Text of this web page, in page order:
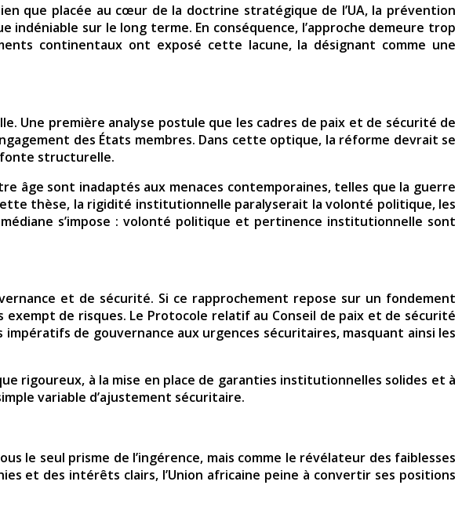
que placée au cœur de la doctrine stratégique de l’UA, la prévention
sur le long terme. En conséquence, l’approche demeure trop
continentaux ont exposé cette lacune, la désignant comme une
Une première analyse postule que les cadres de paix et de sécurité de
des États membres. Dans cette optique, la réforme devrait se
structurelle.
âge sont inadaptés aux menaces contemporaines, telles que la guerre
thèse, la rigidité institutionnelle paralyserait la volonté politique, les
s’impose : volonté politique et pertinence institutionnelle sont
et de sécurité. Si ce rapprochement repose sur un fondement
de risques. Le Protocole relatif au Conseil de paix et de sécurité
de gouvernance aux urgences sécuritaires, masquant ainsi les
rigoureux, à la mise en place de garanties institutionnelles solides et à
variable d’ajustement sécuritaire.
le seul prisme de l’ingérence, mais comme le révélateur des faiblesses
et des intérêts clairs, l’Union africaine peine à convertir ses positions